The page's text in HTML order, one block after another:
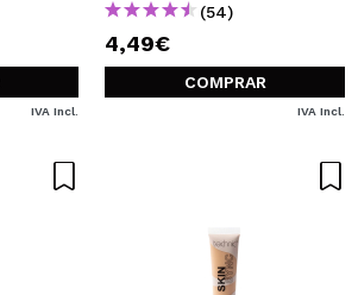
IVA Incl.
(54)
4,49€
COMPRAR
IVA Incl.